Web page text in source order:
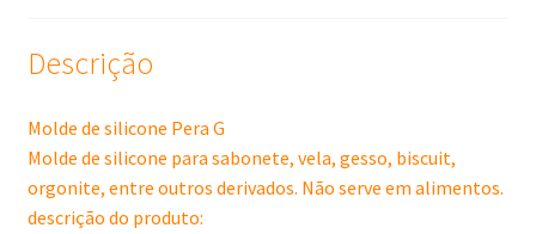
Descrição
Molde de silicone Pera G
Molde de silicone para sabonete, vela, gesso, biscuit,
orgonite, entre outros derivados. Não serve em alimentos.
descrição do produto: